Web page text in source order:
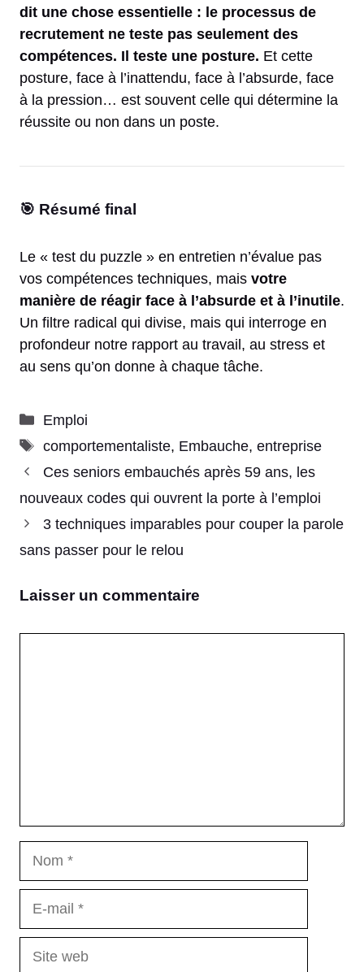
dit une chose essentielle : le processus de
recrutement ne teste pas seulement des
compétences. Il teste une posture. Et cette
posture, face à l’inattendu, face à l’absurde, face
à la pression… est souvent celle qui détermine la
réussite ou non dans un poste.
🎯 Résumé final
Le « test du puzzle » en entretien n’évalue pas
vos compétences techniques, mais votre
manière de réagir face à l’absurde et à l’inutile.
Un filtre radical qui divise, mais qui interroge en
profondeur notre rapport au travail, au stress et
au sens qu’on donne à chaque tâche.
Catégories
Emploi
Étiquettes
comportementaliste, Embauche, entreprise
Ces seniors embauchés après 59 ans, les
nouveaux codes qui ouvrent la porte à l’emploi
3 techniques imparables pour couper la parole
sans passer pour le relou
Laisser un commentaire
Site